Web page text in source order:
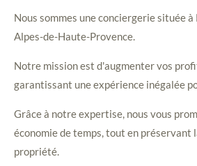
Nous sommes une conciergerie située
Alpes-de-Haute-Provence.
Notre mission est d'augmenter vos
garantissant une expérience inégalée
Grâce à notre expertise, nous vous
économie de temps, tout en préservant
propriété.